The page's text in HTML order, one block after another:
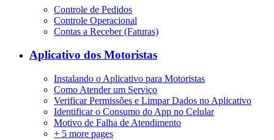
Controle de Pedidos
Controle Operacional
Contas a Receber (Faturas)
Aplicativo dos Motoristas
Instalando o Aplicativo para Motoristas
Como Atender um Serviço
Verificar Permissões e Limpar Dados no Aplicativo
Identificar o Consumo do App no Celular
Motivo de Falha de Atendimento
+ 5 more pages